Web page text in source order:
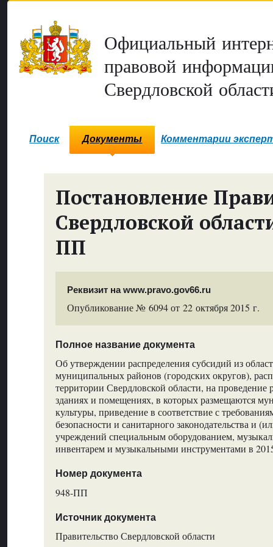
Официальный
правовой
Свердловской
Поиск Документы Комментарии
Постановление
Свердловской
ПП
Реквизит на www.pravo.gov66.ru
Опубликование № 6094 от 22 октября 2015 г.
Полное название документа
Об утверждении распределения субсидий из
муниципальных районов (городских округов),
территории Свердловской области, на проведение
зданиях и помещениях, в которых размещаются
культуры, приведение в соответствие с
безопасности и санитарного законодательства и
учреждений специальным оборудованием,
инвентарем и музыкальными инструментами в
Номер документа
948-ПП
Источник документа
Правительство Свердловской области